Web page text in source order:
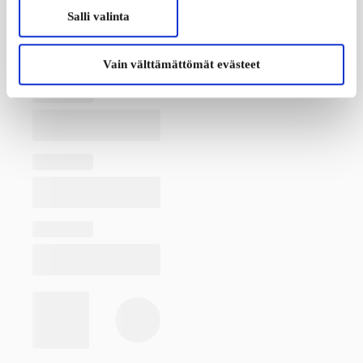
Salli valinta
Vain välttämättömät evästeet